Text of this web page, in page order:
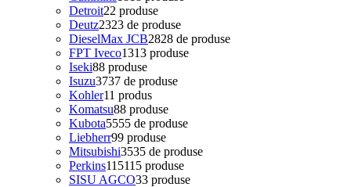
Detroit22 produse
Deutz2323 de produse
DieselMax JCB2828 de produse
FPT Iveco1313 produse
Iseki88 produse
Isuzu3737 de produse
Kohler11 produs
Komatsu88 produse
Kubota5555 de produse
Liebherr99 produse
Mitsubishi3535 de produse
Perkins115115 produse
SISU AGCO33 produse